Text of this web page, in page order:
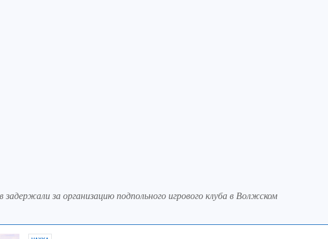
за организацию подпольного игрового клуба в Волжском